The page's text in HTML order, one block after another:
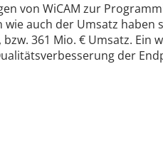
von WiCAM zur
auch der Umsatz haben
361 Mio. € Umsatz. Ein
der